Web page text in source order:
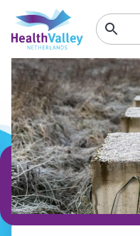
Zoeken
binnen
website
Zoeken